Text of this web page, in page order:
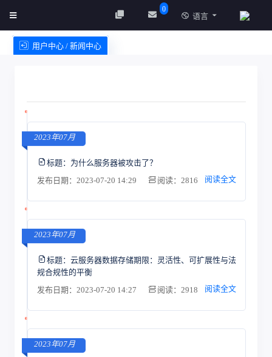
0
语言
用户中心 / 新闻中心
2023年07月
标题： 为什么服务器被攻击了？
发布日期：2023-07-20 14:29
阅读：2816 阅读全文
2023年07月
标题： 云服务器数据存储期限：灵活性、可扩展性与法
规合规性的平衡
发布日期：2023-07-20 14:27
阅读：2918 阅读全文
2023年07月